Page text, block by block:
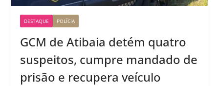
DESTAQUE POLÍCIA
GCM de Atibaia detém quatro
suspeitos, cumpre mandado de
prisão e recupera veículo